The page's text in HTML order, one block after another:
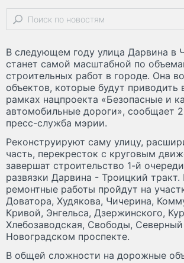
В следующем году улица Дарвина в
станет самой масштабной по
строительных работ в городе. Она
объектов, которые будут приводить
рамках нацпроекта «Безопасные и
автомобильные дороги», сообщает
пресс-служба мэрии.
Реконструируют саму улицу,
часть, перекресток с круговым
завершат строительство 1-й
развязки Дарвина - Троицкий
ремонтные работы пройдут на
Доватора, Худякова, Чичерина,
Кривой, Энгельса, Дзержинского,
Хлебозаводская, Свободы,
Новоградском проспекте.
В общей сложности на дорожные